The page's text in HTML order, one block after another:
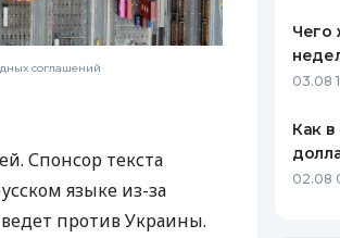
соглашений
Спонсор текста
языке из-за
против Украины.
Чего
03.08
Как
02.08